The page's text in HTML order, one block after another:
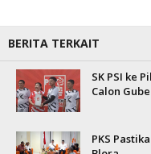
BERITA TERKAIT
SK PSI ke
Calon
PKS